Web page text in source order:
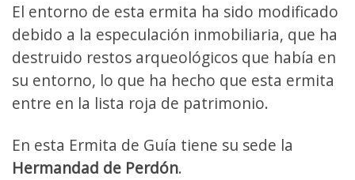
El entorno de esta ermita ha sido modificado
debido a la especulación inmobiliaria, que ha
destruido restos arqueológicos que había en
su entorno, lo que ha hecho que esta ermita
entre en la lista roja de patrimonio.
En esta Ermita de Guía tiene su sede la
Hermandad de Perdón.